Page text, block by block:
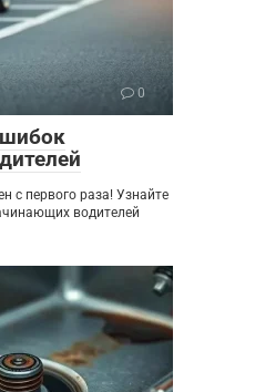
0
с первого раза! Узнайте
водителей